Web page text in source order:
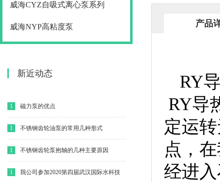
威海CYZ自吸式离心泵系列
威海NYP高粘度泵
新近动态
1 磁力泵的优点
1 不锈钢齿轮油泵的常用几种形式
1 不锈钢齿轮泵抱轴的几种主要原因
1 我公司参加2020第四届武汉国际水科技
产品
RY
RY导
定运
点，
经进